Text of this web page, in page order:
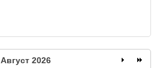
Август 2026